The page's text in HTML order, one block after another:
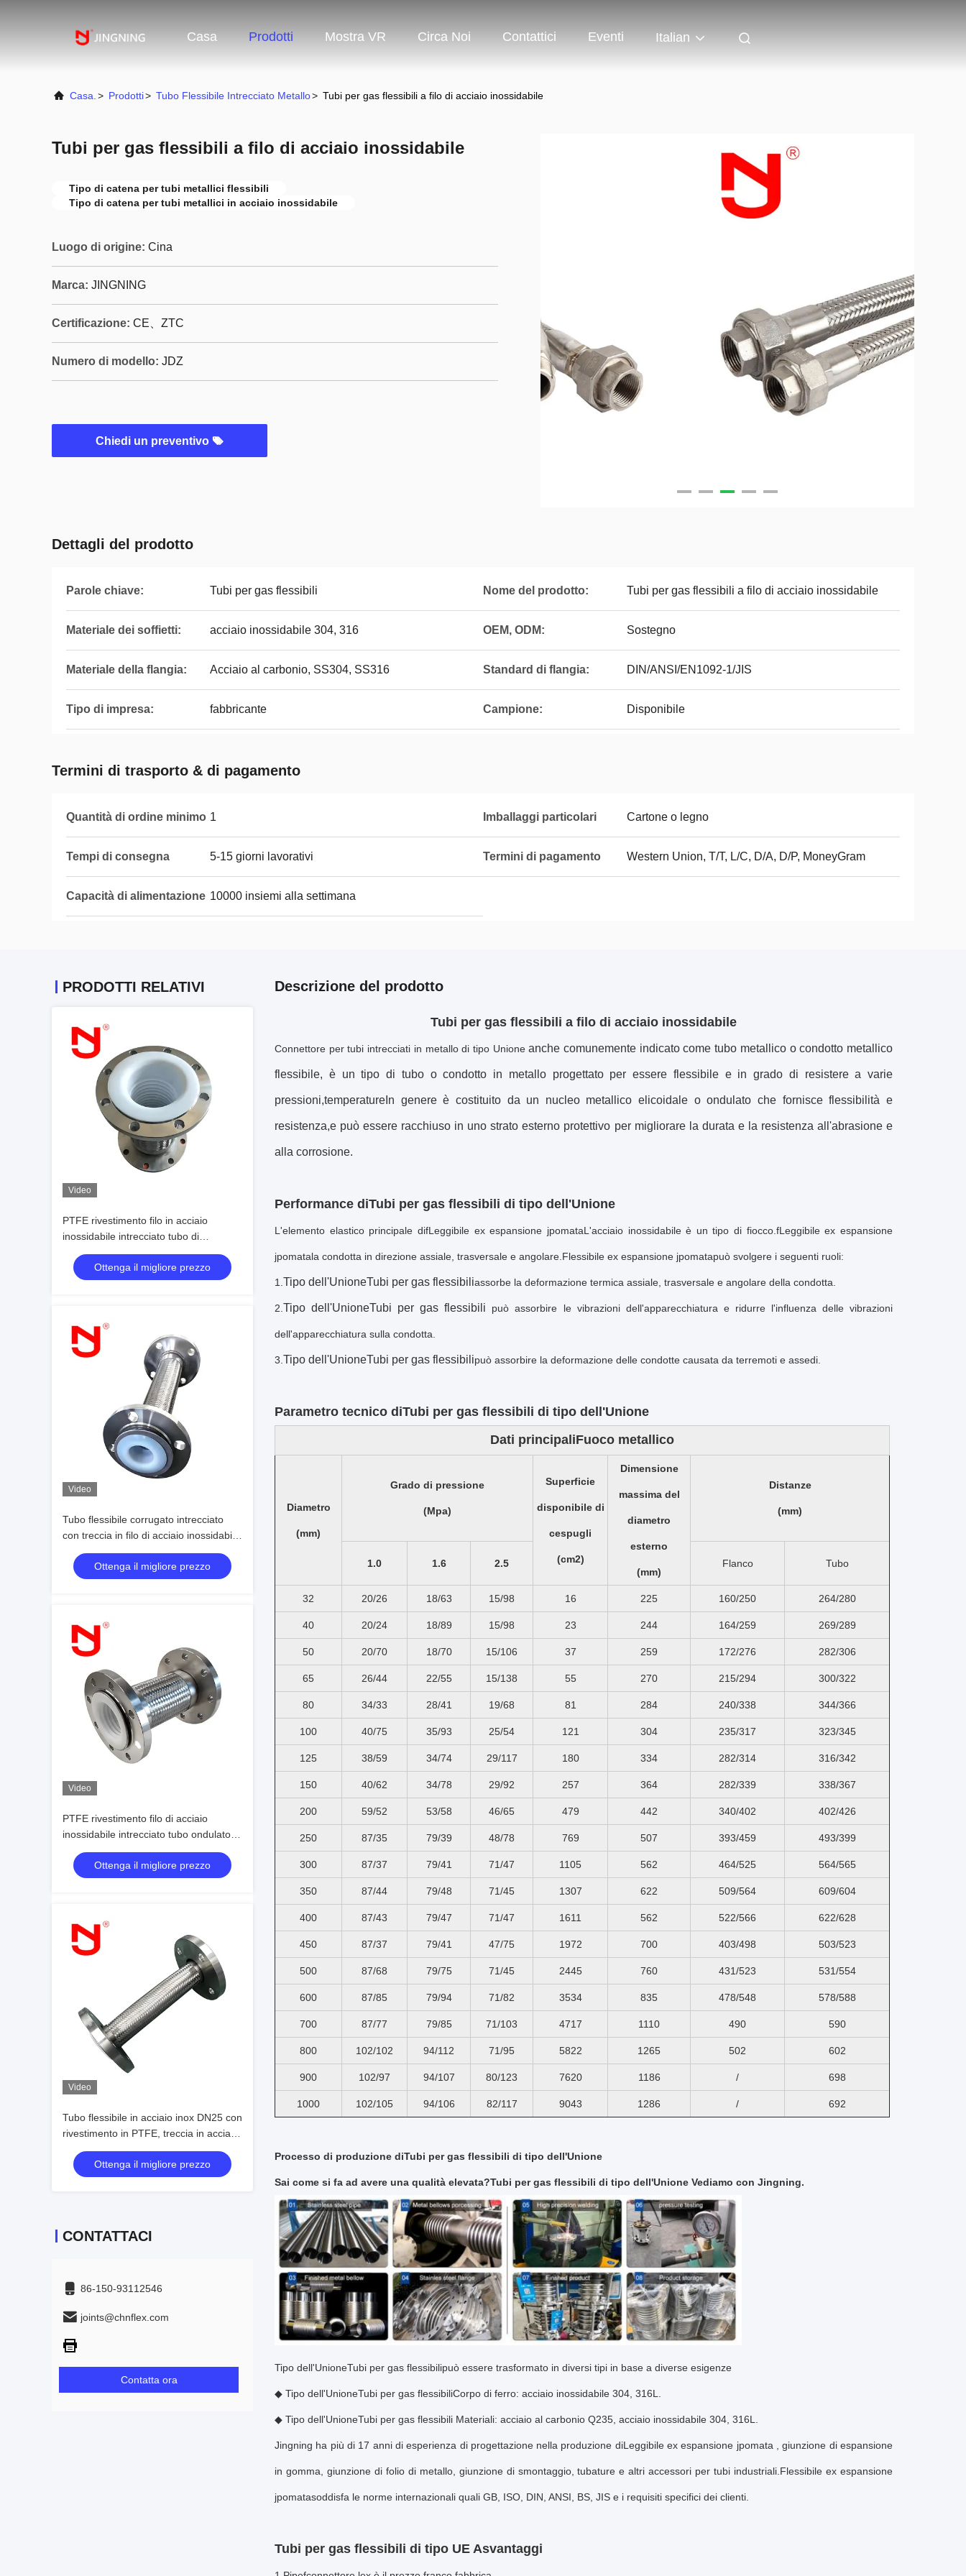
Casa Prodotti Mostra VR Circa Noi Contattici Eventi Italian
Casa. > Prodotti> Tubo Flessibile Intrecciato Metallo> Tubi per gas flessibili a filo di acciaio inossidabile
Tubi per gas flessibili a filo di acciaio inossidabile
Tipo di catena per tubi metallici flessibili
Tipo di catena per tubi metallici in acciaio inossidabile
Luogo di origine: Cina
Marca: JINGNING
Certificazione: CE、ZTC
Numero di modello: JDZ
Chiedi un preventivo
Dettagli del prodotto
Parole chiave: Tubi per gas flessibili Nome del prodotto: Tubi per gas flessibili a filo di acciaio inossidabile
Materiale dei soffietti: acciaio inossidabile 304, 316 OEM, ODM: Sostegno
Materiale della flangia: Acciaio al carbonio, SS304, SS316 Standard di flangia: DIN/ANSI/EN1092-1/JIS
Tipo di impresa: fabbricante Campione: Disponibile
Termini di trasporto & di pagamento
Quantità di ordine minimo 1 Imballaggi particolari Cartone o legno
Tempi di consegna 5-15 giorni lavorativi Termini di pagamento Western Union, T/T, L/C, D/A, D/P, MoneyGram
Capacità di alimentazione 10000 insiemi alla settimana
PRODOTTI RELATIVI
Video
PTFE rivestimento filo in acciaio
inossidabile intrecciato tubo di
connessione flessibile ondulato
Ottenga il migliore prezzo
Video
Tubo flessibile corrugato intrecciato
con treccia in filo di acciaio inossidabile
e rivestimento in PTFE
Ottenga il migliore prezzo
Video
PTFE rivestimento filo di acciaio
inossidabile intrecciato tubo ondulato di
metallo intrecciato
Ottenga il migliore prezzo
Video
Tubo flessibile in acciaio inox DN25 con
rivestimento in PTFE, treccia in acciaio,
tubo metallico corrugato per
applicazioni industriali
Ottenga il migliore prezzo
CONTATTACI
86-150-93112546
joints@chnflex.com
Contatta ora
Descrizione del prodotto
Tubi per gas flessibili a filo di acciaio inossidabile
Connettore per tubi intrecciati in metallo di tipo Unione anche comunemente indicato come tubo metallico o condotto metallico
flessibile, è un tipo di tubo o condotto in metallo progettato per essere flessibile e in grado di resistere a varie
pressioni,temperatureIn genere è costituito da un nucleo metallico elicoidale o ondulato che fornisce flessibilità e
resistenza,e può essere racchiuso in uno strato esterno protettivo per migliorare la durata e la resistenza all'abrasione e
alla corrosione.
Performance diTubi per gas flessibili di tipo dell'Unione
L'elemento elastico principale difLeggibile ex espansione jpomataL'acciaio inossidabile è un tipo di fiocco. fLeggibile ex espansione
jpomatala condotta in direzione assiale, trasversale e angolare. Flessibile ex espansione jpomatapuò svolgere i seguenti ruoli:
1. Tipo dell'UnioneTubi per gas flessibiliassorbe la deformazione termica assiale, trasversale e angolare della condotta.
2. Tipo dell'UnioneTubi per gas flessibili può assorbire le vibrazioni dell'apparecchiatura e ridurre l'influenza delle vibrazioni
dell'apparecchiatura sulla condotta.
3. Tipo dell'UnioneTubi per gas flessibilipuò assorbire la deformazione delle condotte causata da terremoti e assedi.
Parametro tecnico diTubi per gas flessibili di tipo dell'Unione
Dati principaliFuoco metallico
Diametro
(mm)
Grado di pressione
(Mpa)
Superficie
disponibile di
cespugli
(cm2)
Dimensione
massima del
diametro
esterno
(mm)
Distanze
(mm)
1.0 1.6 2.5 Flanco Tubo
32 20/26 18/63 15/98 16 225 160/250 264/280
40 20/24 18/89 15/98 23 244 164/259 269/289
50 20/70 18/70 15/106 37 259 172/276 282/306
65 26/44 22/55 15/138 55 270 215/294 300/322
80 34/33 28/41 19/68 81 284 240/338 344/366
100 40/75 35/93 25/54 121 304 235/317 323/345
125 38/59 34/74 29/117 180 334 282/314 316/342
150 40/62 34/78 29/92 257 364 282/339 338/367
200 59/52 53/58 46/65 479 442 340/402 402/426
250 87/35 79/39 48/78 769 507 393/459 493/399
300 87/37 79/41 71/47 1105 562 464/525 564/565
350 87/44 79/48 71/45 1307 622 509/564 609/604
400 87/43 79/47 71/47 1611 562 522/566 622/628
450 87/37 79/41 47/75 1972 700 403/498 503/523
500 87/68 79/75 71/45 2445 760 431/523 531/554
600 87/85 79/94 71/82 3534 835 478/548 578/588
700 87/77 79/85 71/103 4717 1110 490 590
800 102/102 94/112 71/95 5822 1265 502 602
900 102/97 94/107 80/123 7620 1186 / 698
1000 102/105 94/106 82/117 9043 1286 / 692
Processo di produzione diTubi per gas flessibili di tipo dell'Unione
Sai come si fa ad avere una qualità elevata?Tubi per gas flessibili di tipo dell'Unione Vediamo con Jingning.
Tipo dell'UnioneTubi per gas flessibilipuò essere trasformato in diversi tipi in base a diverse esigenze
◆ Tipo dell'UnioneTubi per gas flessibiliCorpo di ferro: acciaio inossidabile 304, 316L.
◆ Tipo dell'UnioneTubi per gas flessibili Materiali: acciaio al carbonio Q235, acciaio inossidabile 304, 316L.
Jingning ha più di 17 anni di esperienza di progettazione nella produzione diLeggibile ex espansione jpomata , giunzione di espansione
in gomma, giunzione di folio di metallo, giunzione di smontaggio, tubature e altri accessori per tubi industriali.Flessibile ex espansione
jpomatasoddisfa le norme internazionali quali GB, ISO, DIN, ANSI, BS, JIS e i requisiti specifici dei clienti.
Tubi per gas flessibili di tipo UE Asvantaggi